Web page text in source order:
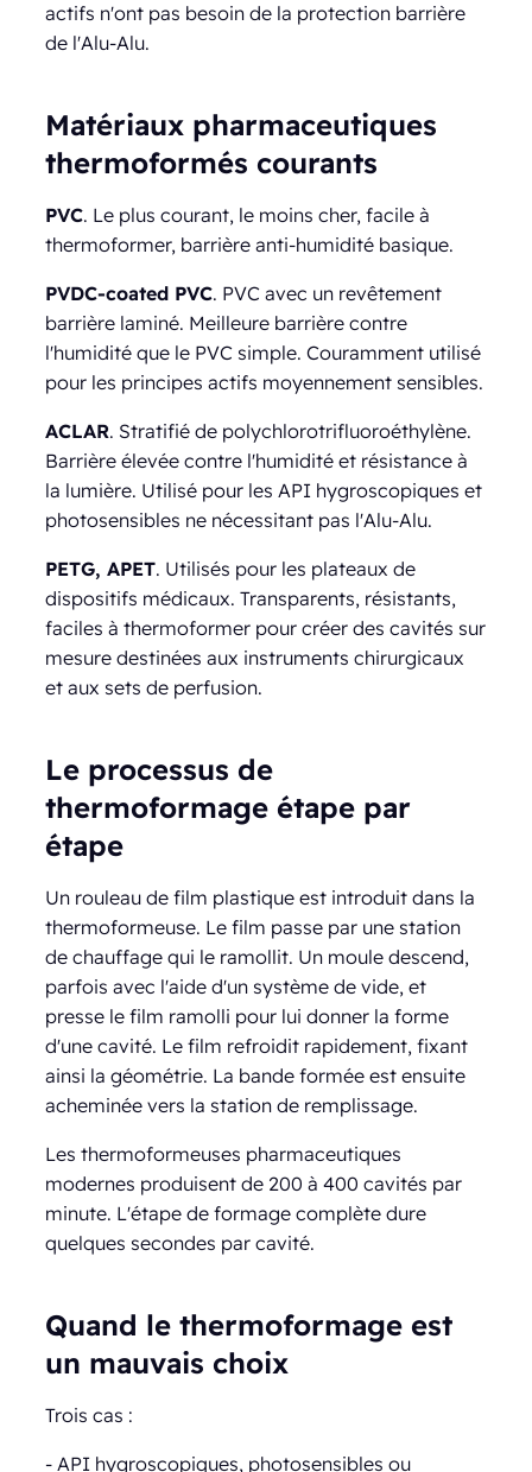
actifs n'ont pas besoin de la protection barrière
de l'Alu-Alu.
Matériaux pharmaceutiques
thermoformés courants
PVC. Le plus courant, le moins cher, facile à
thermoformer, barrière anti-humidité basique.
PVDC-coated PVC. PVC avec un revêtement
barrière laminé. Meilleure barrière contre
l'humidité que le PVC simple. Couramment utilisé
pour les principes actifs moyennement sensibles.
ACLAR. Stratifié de polychlorotrifluoroéthylène.
Barrière élevée contre l'humidité et résistance à
la lumière. Utilisé pour les API hygroscopiques et
photosensibles ne nécessitant pas l'Alu-Alu.
PETG, APET. Utilisés pour les plateaux de
dispositifs médicaux. Transparents, résistants,
faciles à thermoformer pour créer des cavités sur
mesure destinées aux instruments chirurgicaux
et aux sets de perfusion.
Le processus de
thermoformage étape par
étape
Un rouleau de film plastique est introduit dans la
thermoformeuse. Le film passe par une station
de chauffage qui le ramollit. Un moule descend,
parfois avec l'aide d'un système de vide, et
presse le film ramolli pour lui donner la forme
d'une cavité. Le film refroidit rapidement, fixant
ainsi la géométrie. La bande formée est ensuite
acheminée vers la station de remplissage.
Les thermoformeuses pharmaceutiques
modernes produisent de 200 à 400 cavités par
minute. L'étape de formage complète dure
quelques secondes par cavité.
Quand le thermoformage est
un mauvais choix
Trois cas :
- API hygroscopiques, photosensibles ou